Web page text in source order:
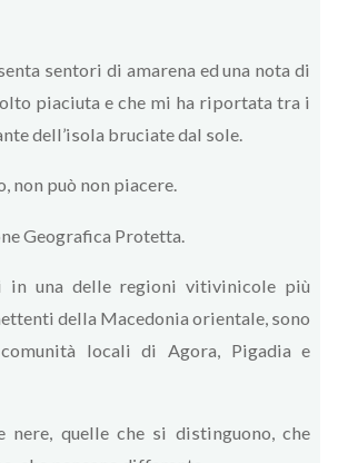
sentori di amarena ed una nota di
piaciuta e che mi ha riportata tra i
dell’isola bruciate dal sole.
non può non piacere.
Geografica Protetta.
in una delle regioni vitivinicole più
della Macedonia orientale, sono
locali di Agora, Pigadia e
nere, quelle che si distinguono, che